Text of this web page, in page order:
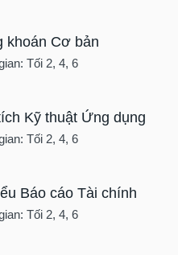
khoán Cơ bản
Tối 2, 4, 6
Kỹ thuật Ứng dụng
Tối 2, 4, 6
Báo cáo Tài chính
Tối 2, 4, 6